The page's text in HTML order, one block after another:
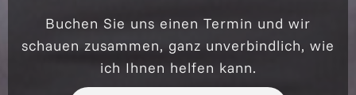
Buchen Sie uns einen Termin und wir
schauen zusammen, ganz unverbindlich, wie
ich Ihnen helfen kann.